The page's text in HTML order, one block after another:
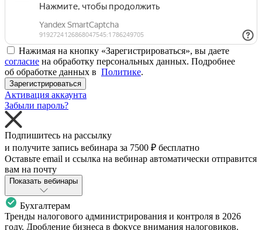
Нажимая на кнопку «Зарегистрироваться», вы даете
согласие на обработку персональных данных. Подробнее
об обработке данных в Политике.
Зарегистрироваться
Активация аккаунта
Забыли пароль?
Подпишитесь на рассылку
и получите запись вебинара за 7500 ₽ бесплатно
Оставьте email и ссылка на вебинар автоматически отправится
вам на почту
Показать вебинары
Бухгалтерам
Тренды налогового администрирования и контроля в 2026
году. Дробление бизнеса в фокусе внимания налоговиков.